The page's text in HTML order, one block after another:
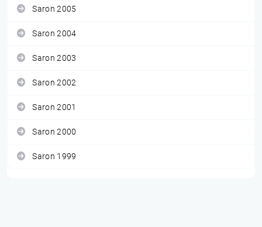
Saron 2005
Saron 2004
Saron 2003
Saron 2002
Saron 2001
Saron 2000
Saron 1999